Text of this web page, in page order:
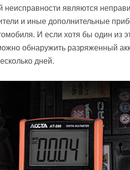
неисправности являются
и иные дополнительные
И если хотя бы один из
обнаружить разряженный
дней.